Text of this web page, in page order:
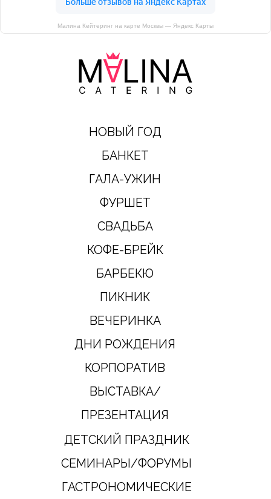
Малина Кейтеринг на карте Москвы — Яндекс Карты